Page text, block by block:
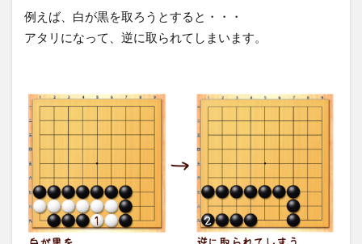
例えば、白が黒を取ろうとすると・・・
アタリになって、逆に取られてしまいます。